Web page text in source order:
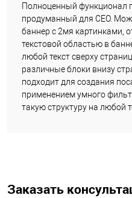
Полноценный функционал
продуманный для СЕО.
баннер с 2мя картинками,
текстовой областью в
любой текст сверху
различные блоки внизу
подходит для создания
применением умного
такую структуру на любой
Заказать